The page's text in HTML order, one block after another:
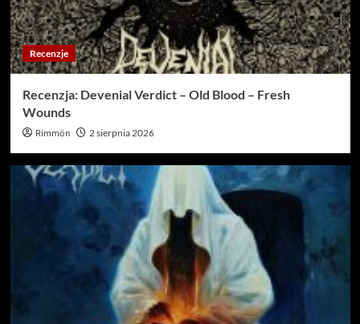
Recenzje
Recenzja: Devenial Verdict – Old Blood – Fresh
Wounds
Rimmön 2 sierpnia 2026